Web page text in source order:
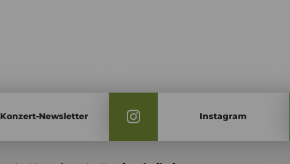
Konzert-Newsletter Instagram